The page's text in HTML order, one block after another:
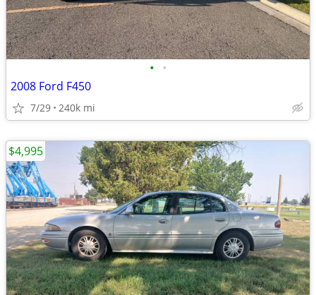
• •
2008 Ford F450
7/29 240k mi
$4,995